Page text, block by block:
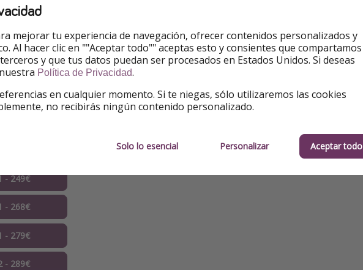
- 373€
- 484€
- 394€
- 249€
- 268€
- 279€
- 289€
mejorar tu experiencia de navegación, ofrecer contenidos personalizados y
Al hacer clic en ""Aceptar todo"" aceptas esto y consientes que compartamos
y que tus datos puedan ser procesados en Estados Unidos. Si deseas
Política de Privacidad.
en cualquier momento. Si te niegas, sólo utilizaremos las cookies
no recibirás ningún contenido personalizado.
Solo lo esencial Personalizar Aceptar todo